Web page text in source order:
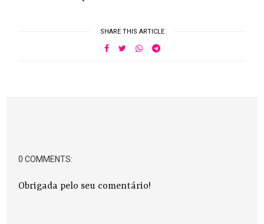
SHARE THIS ARTICLE
0 COMMENTS:
Obrigada pelo seu comentário!